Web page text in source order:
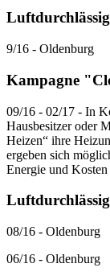
9/16 - Oldenburg
Kampagne
09/16 - 02/17 - In
Hausbesitzer oder
Heizen“ ihre
ergeben sich
Energie und
08/16 - Oldenburg
06/16 - Oldenburg